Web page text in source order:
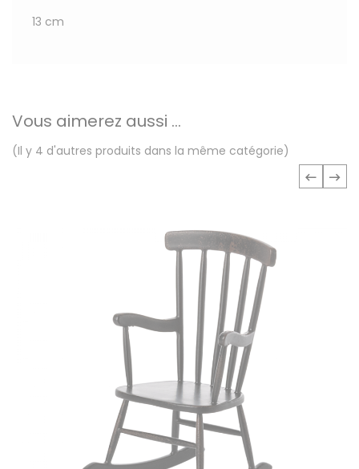
13 cm
Vous aimerez aussi ...
(Il y 4 d'autres produits dans la même catégorie)